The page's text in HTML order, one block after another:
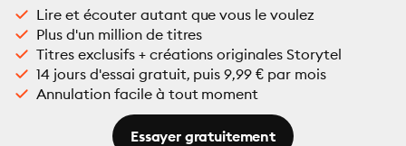
Lire et écouter autant que vous le voulez
Plus d'un million de titres
Titres exclusifs + créations originales Storytel
14 jours d'essai gratuit, puis 9,99 € par mois
Annulation facile à tout moment
Essayer gratuitement